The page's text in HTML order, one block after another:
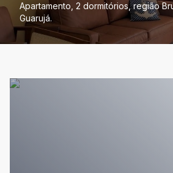
Apartamento, 2 dormitórios, região
Guarujá.